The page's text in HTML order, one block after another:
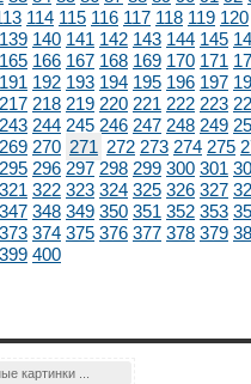
114 115 116 117 118 119 120
139 140 141 142 143 144 145
165 166 167 168 169 170 171
191 192 193 194 195 196 197
217 218 219 220 221 222 223
243 244 245 246 247 248 249
269 270 271 272 273 274 275
295 296 297 298 299 300 301
321 322 323 324 325 326 327
347 348 349 350 351 352 353
373 374 375 376 377 378 379
399 400
картинки ...